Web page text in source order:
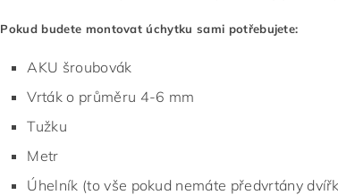
Pokud budete montovat úchytku sami potřebujete:
AKU šroubovák
Vrták o průměru 4-6 mm
Tužku
Metr
Úhelník (to vše pokud nemáte předvrtány